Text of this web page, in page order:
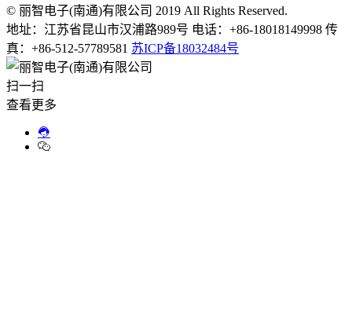
© 丽智电子(南通)有限公司 2019 All Rights Reserved.
地址：江苏省昆山市汉浦路989号 电话：+86-18018149998 传
真：+86-512-57789581 苏ICP备18032484号
扫一扫
查看更多